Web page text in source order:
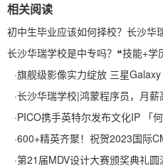
相关阅读
初中生毕业应该如何择校？长沙华
长沙华瑞学校是中专吗？❝技能+学
·旗舰级影像实力绽放 三星
·长沙华瑞学校|鸿蒙程序员，月薪
·PICO携手英特尔发布文化IP 「何
·600+精英齐聚！祝贺2023国际
·第21届MDV设计大赛颁奖典礼